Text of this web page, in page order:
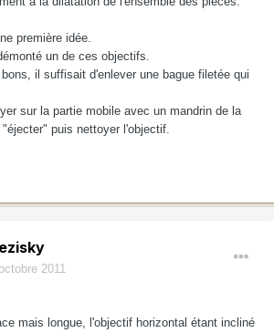
première idée.
un de ces objectifs.
il suffisait d'enlever une bague filetée qui
sur la partie mobile avec un mandrin de la
"éjecter" puis nettoyer l'objectif.
2011
mais longue, l'objectif horizontal étant incliné